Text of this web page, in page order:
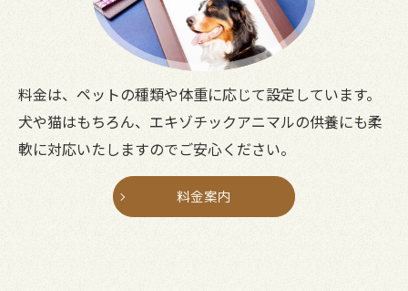
料金は、ペットの種類や体重に応じて設定しています。
犬や猫はもちろん、エキゾチックアニマルの供養にも柔
軟に対応いたしますのでご安心ください。
料金案内